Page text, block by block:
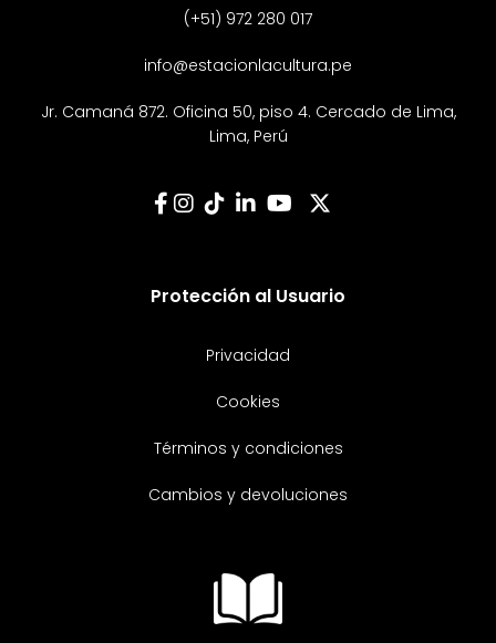
(+51) 972 280 017
info@estacionlacultura.pe
Jr. Camaná 872. Oficina 50, piso 4. Cercado de Lima,
Lima, Perú
Protección al Usuario
Privacidad
Cookies
Términos y condiciones
Cambios y devoluciones